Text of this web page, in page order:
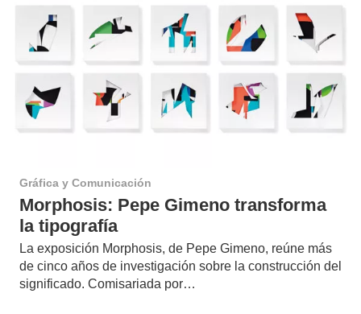
Gráfica y Comunicación
Morphosis: Pepe Gimeno transforma
la tipografía
La exposición Morphosis, de Pepe Gimeno, reúne más
de cinco años de investigación sobre la construcción del
significado. Comisariada por…